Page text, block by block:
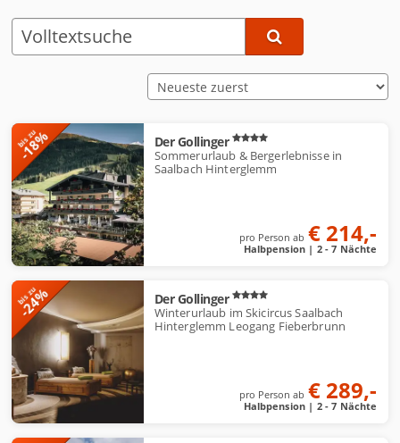
t
e
u
n
g
:
Der Gollinger
Sommerurlaub & Bergerlebnisse in
Saalbach Hinterglemm
pro Person ab € 214,-
Halbpension | 2 - 7 Nächte
bis zu
-18%
Der Gollinger
Winterurlaub im Skicircus Saalbach
Hinterglemm Leogang Fieberbrunn
pro Person ab € 289,-
Halbpension | 2 - 7 Nächte
bis zu
-24%